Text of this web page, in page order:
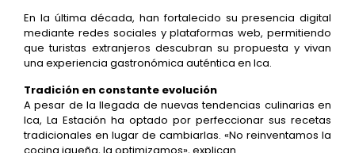
En la última década, han fortalecido su presencia digital
mediante redes sociales y plataformas web, permitiendo
que turistas extranjeros descubran su propuesta y vivan
una experiencia gastronómica auténtica en Ica.
Tradición en constante evolución
A pesar de la llegada de nuevas tendencias culinarias en
Ica, La Estación ha optado por perfeccionar sus recetas
tradicionales en lugar de cambiarlas. «No reinventamos la
cocina iqueña, la optimizamos», explican.